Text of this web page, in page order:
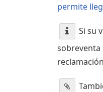
permite
Si su
sobreventa